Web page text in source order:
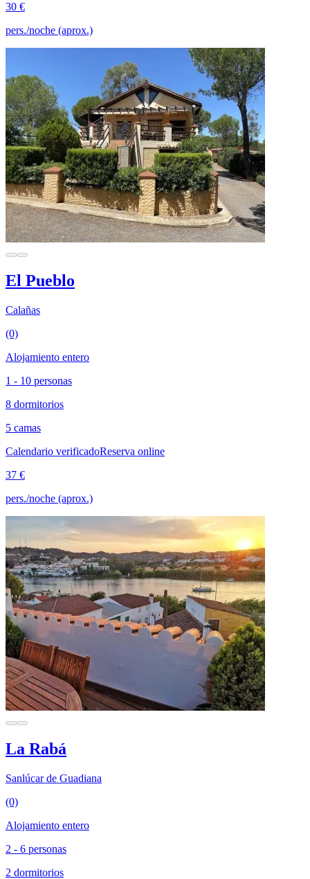
30 €
pers./noche (aprox.)
El Pueblo
Calañas
(0)
Alojamiento entero
1 - 10 personas
8 dormitorios
5 camas
Calendario verificadoReserva online
37 €
pers./noche (aprox.)
La Rabá
Sanlúcar de Guadiana
(0)
Alojamiento entero
2 - 6 personas
2 dormitorios